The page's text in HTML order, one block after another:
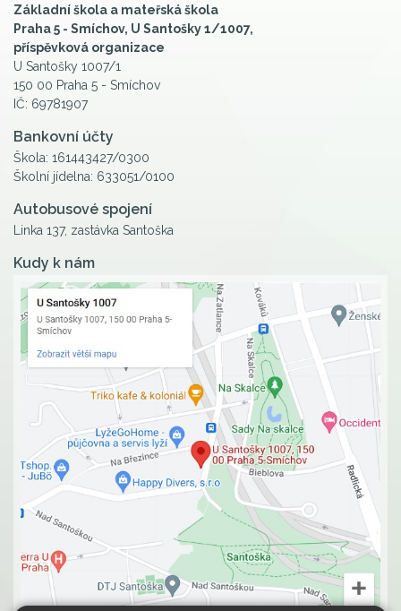
Základní škola a mateřská škola
Praha 5 - Smíchov, U Santošky 1/1007,
příspěvková organizace
U Santošky 1007/1
150 00 Praha 5 - Smíchov
IČ: 69781907
Bankovní účty
Škola: 161443427/0300
Školní jídelna: 633051/0100
Autobusové spojení
Linka 137, zastávka Santoška
Kudy k nám